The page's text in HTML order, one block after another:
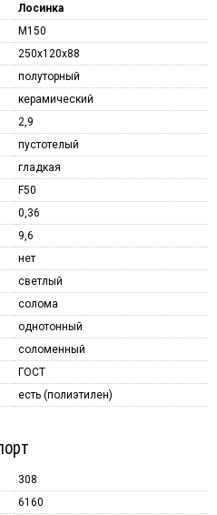
Лосинка
M150
250x120x88
полуторный
керамический
2,9
пустотелый
гладкая
F50
0,36
9,6
нет
светлый
солома
однотонный
соломенный
ГОСТ
есть (полиэтилен)
308
6160